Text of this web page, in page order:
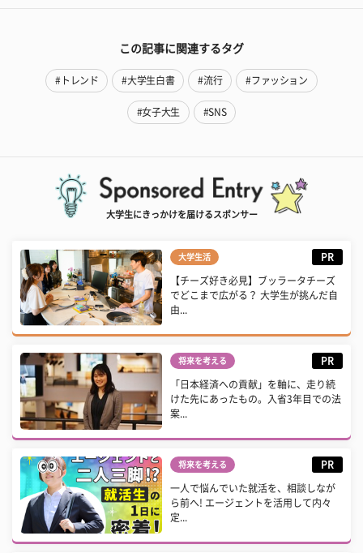
この記事に関連するタグ
#トレンド #大学生白書 #流行 #ファッション
#女子大生 #SNS
大学生にきっかけを届けるスポンサー
大学生活 PR
【チーズ好き必見】ブッラータチーズ
でどこまで広がる？ 大学生が挑んだ自
由...
将来を考える PR
「日本経済への貢献」を軸に、走り続
けた先にあったもの。入省3年目での法
案...
将来を考える PR
一人で悩んでいた就活を、相談しなが
ら前へ! エージェントを活用して内々
定...